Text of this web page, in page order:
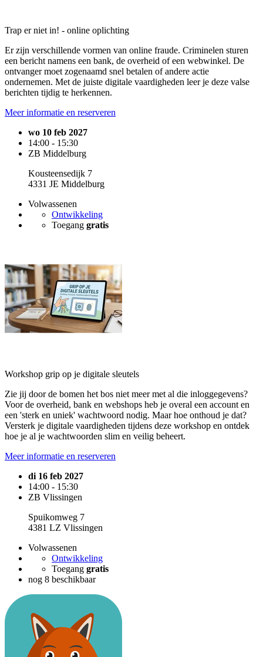
Trap er niet in! - online oplichting
Er zijn verschillende vormen van online fraude. Criminelen sturen
een bericht namens een bank, de overheid of een webwinkel. De
ontvanger moet zogenaamd snel betalen of andere actie
ondernemen. Met de juiste digitale vaardigheden leer je deze valse
berichten tijdig te herkennen.
Meer informatie en reserveren
wo 10 feb 2027
14:00 - 15:30
ZB Middelburg
Kousteensedijk 7
4331 JE Middelburg
Volwassenen
Ontwikkeling
Toegang gratis
Workshop grip op je digitale sleutels
Zie jij door de bomen het bos niet meer met al die inloggegevens?
Voor de overheid, bank en webshops heb je overal een account en
een 'sterk en uniek' wachtwoord nodig. Maar hoe onthoud je dat?
Versterk je digitale vaardigheden tijdens deze workshop en ontdek
hoe je al je wachtwoorden slim en veilig beheert.
Meer informatie en reserveren
di 16 feb 2027
14:00 - 15:30
ZB Vlissingen
Spuikomweg 7
4381 LZ Vlissingen
Volwassenen
Ontwikkeling
Toegang gratis
nog 8 beschikbaar